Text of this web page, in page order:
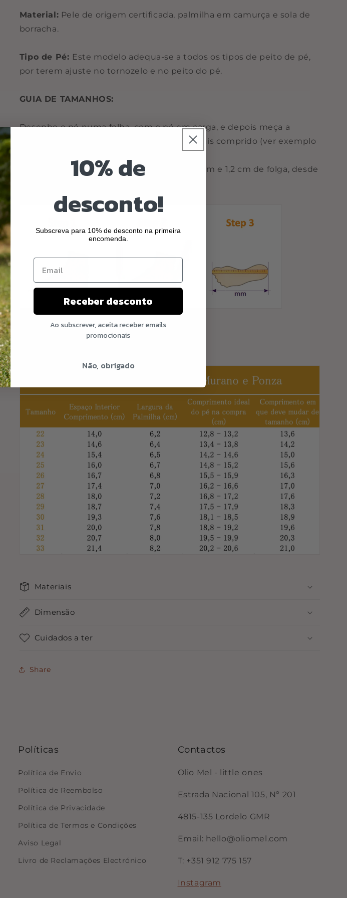
Material: Pele de origem certificada, palmilha em camurça e sola de
borracha.
Tipo de Pé: Este modelo adequa-se a todos os tipos de peito de pé,
por terem ajuste no tornozelo e no peito do pé.
GUIA DE TAMANHOS:
Desenhe o pé numa folha, com o pé em carga, e depois meça a
distância desde o calcanhar até ao dedo mais comprido (ver exemplo
A palmilha da sandália deverá ter entre 0,8cm e 1,2 cm de folga, desde
Abaixo pode ver o guia de tamanhos:
Materiais
Dimensão
Cuidados a ter
Share
Políticas
Política de Envio
Política de Reembolso
Política de Privacidade
Política de Termos e Condições
Aviso Legal
Livro de Reclamações Electrónico
Contactos
Olio Mel - little ones
Estrada Nacional 105, Nº 201
4815-135 Lordelo GMR
Email: hello@oliomel.com
T: +351 912 775 157
Instagram
10% de
desconto!
Subscreva para 10% de desconto na primeira
encomenda.
Receber desconto
Ao subscrever, aceita receber emails
promocionais
Não, obrigado